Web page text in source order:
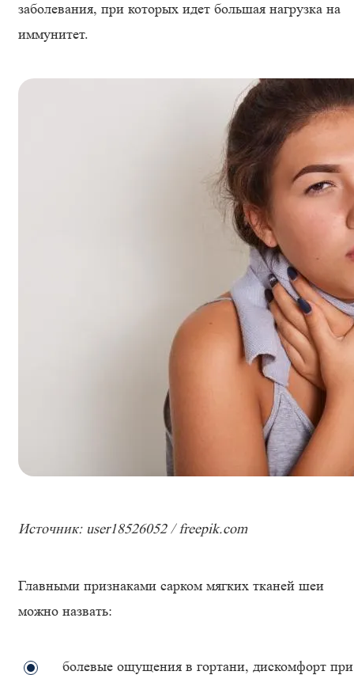
заболевания, при которых идет большая нагрузка на
иммунитет.
Источник: user18526052 / freepik.com
Главными признаками сарком мягких тканей шеи
можно назвать:
болевые ощущения в гортани, дискомфорт при